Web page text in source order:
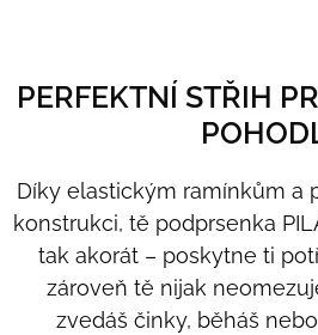
PERFEKTNÍ STŘIH
Díky elastickým ramínkům a
konstrukci, tě podprsenka
tak akorát – poskytne ti
zároveň tě nijak
zvedáš činky, běháš